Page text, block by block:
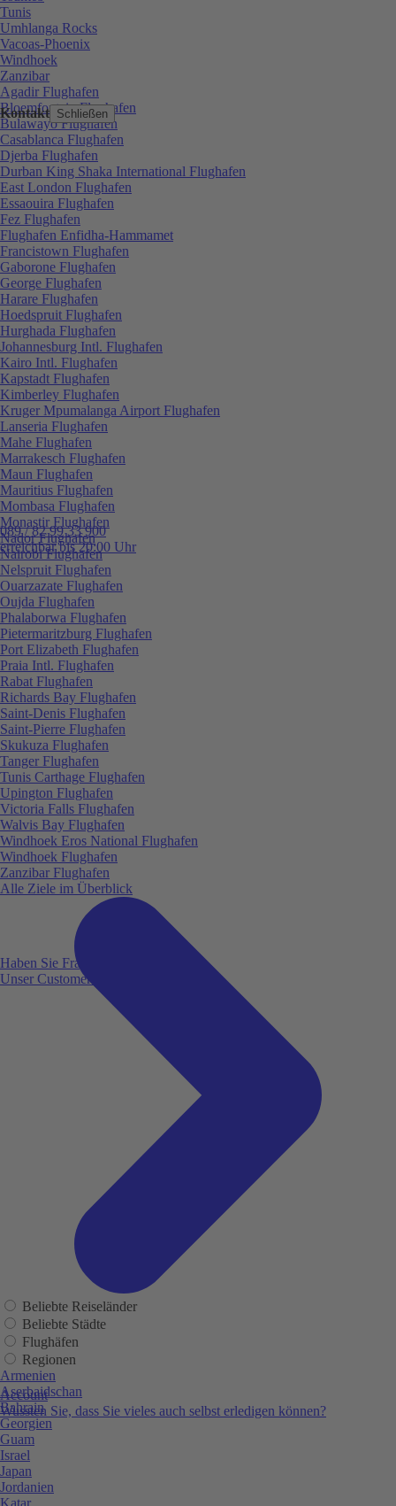
Kontakt Schließen
089 / 82 99 33 900
erreichbar bis 20:00 Uhr
Haben Sie Fragen?
Unser Customer Service ist für Sie da!
Account
Wussten Sie, dass Sie vieles auch selbst erledigen können?
Tunis
Umhlanga Rocks
Vacoas-Phoenix
Windhoek
Zanzibar
Agadir Flughafen
Bloemfontein Flughafen
Bulawayo Flughafen
Casablanca Flughafen
Djerba Flughafen
Durban King Shaka International Flughafen
East London Flughafen
Essaouira Flughafen
Fez Flughafen
Flughafen Enfidha-Hammamet
Francistown Flughafen
Gaborone Flughafen
George Flughafen
Harare Flughafen
Hoedspruit Flughafen
Hurghada Flughafen
Johannesburg Intl. Flughafen
Kairo Intl. Flughafen
Kapstadt Flughafen
Kimberley Flughafen
Kruger Mpumalanga Airport Flughafen
Lanseria Flughafen
Mahe Flughafen
Marrakesch Flughafen
Maun Flughafen
Mauritius Flughafen
Mombasa Flughafen
Monastir Flughafen
Nador Flughafen
Nairobi Flughafen
Nelspruit Flughafen
Ouarzazate Flughafen
Oujda Flughafen
Phalaborwa Flughafen
Pietermaritzburg Flughafen
Port Elizabeth Flughafen
Praia Intl. Flughafen
Rabat Flughafen
Richards Bay Flughafen
Saint-Denis Flughafen
Saint-Pierre Flughafen
Skukuza Flughafen
Tanger Flughafen
Tunis Carthage Flughafen
Upington Flughafen
Victoria Falls Flughafen
Walvis Bay Flughafen
Windhoek Eros National Flughafen
Windhoek Flughafen
Zanzibar Flughafen
Alle Ziele im Überblick
Beliebte Reiseländer
Beliebte Städte
Flughäfen
Regionen
Armenien
Aserbaidschan
Bahrain
Georgien
Guam
Israel
Japan
Jordanien
Katar